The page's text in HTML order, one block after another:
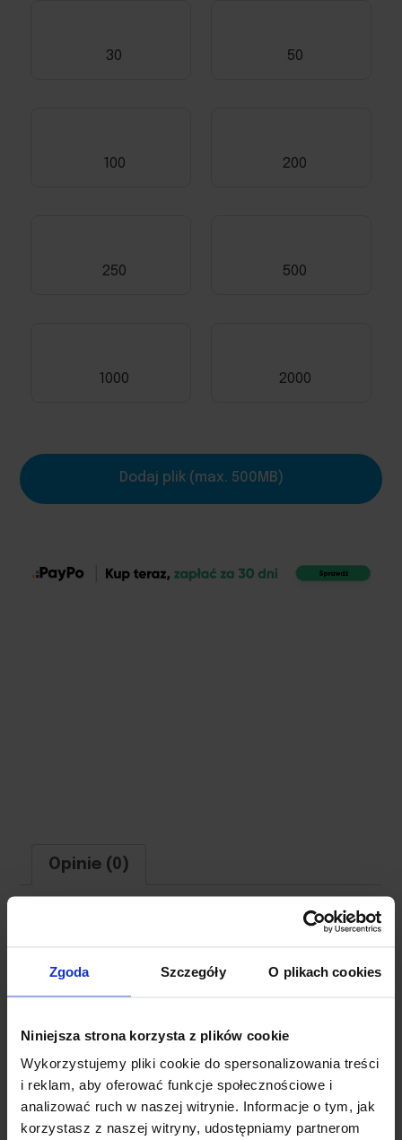
Zgoda Szczegóły O plikach cookies
Niniejsza strona korzysta z plików cookie
Wykorzystujemy pliki cookie do spersonalizowania treści
i reklam, aby oferować funkcje społecznościowe i
analizować ruch w naszej witrynie. Informacje o tym, jak
korzystasz z naszej witryny, udostępniamy partnerom
30 50
100 200
250 500
1000 2000
Dodaj plik (max. 500MB)
Opinie (0)
Na razie nie ma opinii o produkcie.
Twój adres e-mail nie zostanie
oznaczone*
Twoja ocena*